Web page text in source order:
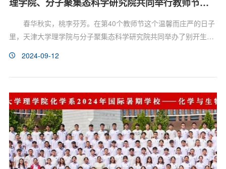
春华秋实，桃李芬芳。在第40个教师节这个温馨而庄严的日子
里，天津大学理学院与分子聚集态科学研究院共同举办了别开生面
联合开展教师节庆祝活动。理学院党委书记刘昌龙致辞，代表学院
动教育事业发展的中坚力量，学院将持续关注教师成长，努力...
2024-09-12